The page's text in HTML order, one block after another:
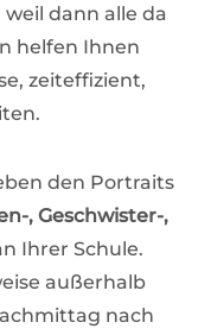
dann alle da
helfen Ihnen
zeiteffizient,
den Portraits
, Geschwister-,
Ihrer Schule.
außerhalb
nach